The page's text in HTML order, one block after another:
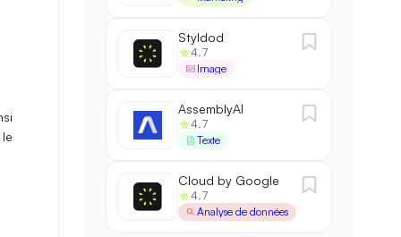
Styldod
4.7
Image
AssemblyAI
4.7
Texte
Cloud by Google
4.7
Analyse de données